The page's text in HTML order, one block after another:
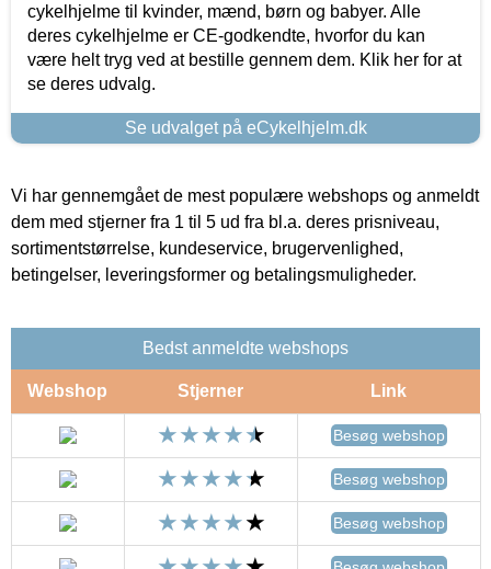
cykelhjelme til kvinder, mænd, børn og babyer. Alle
deres cykelhjelme er CE-godkendte, hvorfor du kan
være helt tryg ved at bestille gennem dem. Klik her for at
se deres udvalg.
Se udvalget på eCykelhjelm.dk
Vi har gennemgået de mest populære webshops og anmeldt
dem med stjerner fra 1 til 5 ud fra bl.a. deres prisniveau,
sortimentstørrelse, kundeservice, brugervenlighed,
betingelser, leveringsformer og betalingsmuligheder.
Bedst anmeldte webshops
Webshop Stjerner Link
Besøg webshop
Besøg webshop
Besøg webshop